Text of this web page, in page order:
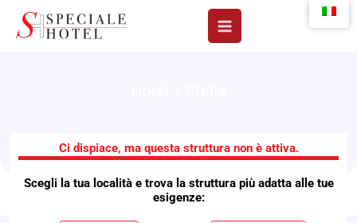
Ci dispiace, ma questa struttura non è attiva.
Scegli la tua località e trova la struttura più adatta alle tue
esigenze:
Albergo Villalma